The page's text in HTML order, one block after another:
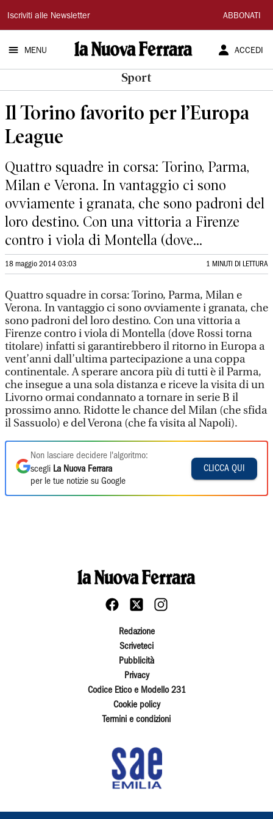
La
Nuova
Ferrara
Iscriviti alle Newsletter ABBONATI
MENU ACCEDI
Sport
Il Torino favorito per l’Europa
League
Quattro squadre in corsa: Torino, Parma,
Milan e Verona. In vantaggio ci sono
ovviamente i granata, che sono padroni del
loro destino. Con una vittoria a Firenze
contro i viola di Montella (dove...
18 maggio 2014 03:03 1 MINUTI DI LETTURA
Quattro squadre in corsa: Torino, Parma, Milan e
Verona. In vantaggio ci sono ovviamente i granata, che
sono padroni del loro destino. Con una vittoria a
Firenze contro i viola di Montella (dove Rossi torna
titolare) infatti si garantirebbero il ritorno in Europa a
vent’anni dall’ultima partecipazione a una coppa
continentale. A sperare ancora più di tutti è il Parma,
che insegue a una sola distanza e riceve la visita di un
Livorno ormai condannato a tornare in serie B il
prossimo anno. Ridotte le chance del Milan (che sfida
il Sassuolo) e del Verona (che fa visita al Napoli).
Non lasciare decidere l'algoritmo:
scegli La Nuova Ferrara
per le tue notizie su Google
CLICCA QUI
Redazione
Scriveteci
Pubblicità
Privacy
Codice Etico e Modello 231
Cookie policy
Termini e condizioni